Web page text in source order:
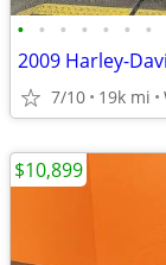
• • • • • • •
2009 Harley-
7/10 19k mi
$10,899